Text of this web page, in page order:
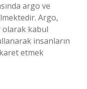
argo ve
Argo,
olarak kabul
insanların
etmek